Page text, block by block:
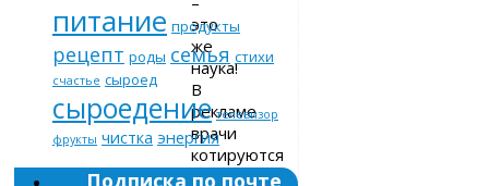
это
же
наука!
В
рекламе
врачи
котируются
практически
питание продукты
рецепт роды семья стихи
счастье сыроед
сыроедение телевизор
фрукты чистка энергия
Подписка по почте